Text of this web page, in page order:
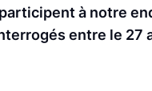
à notre
entre le 27